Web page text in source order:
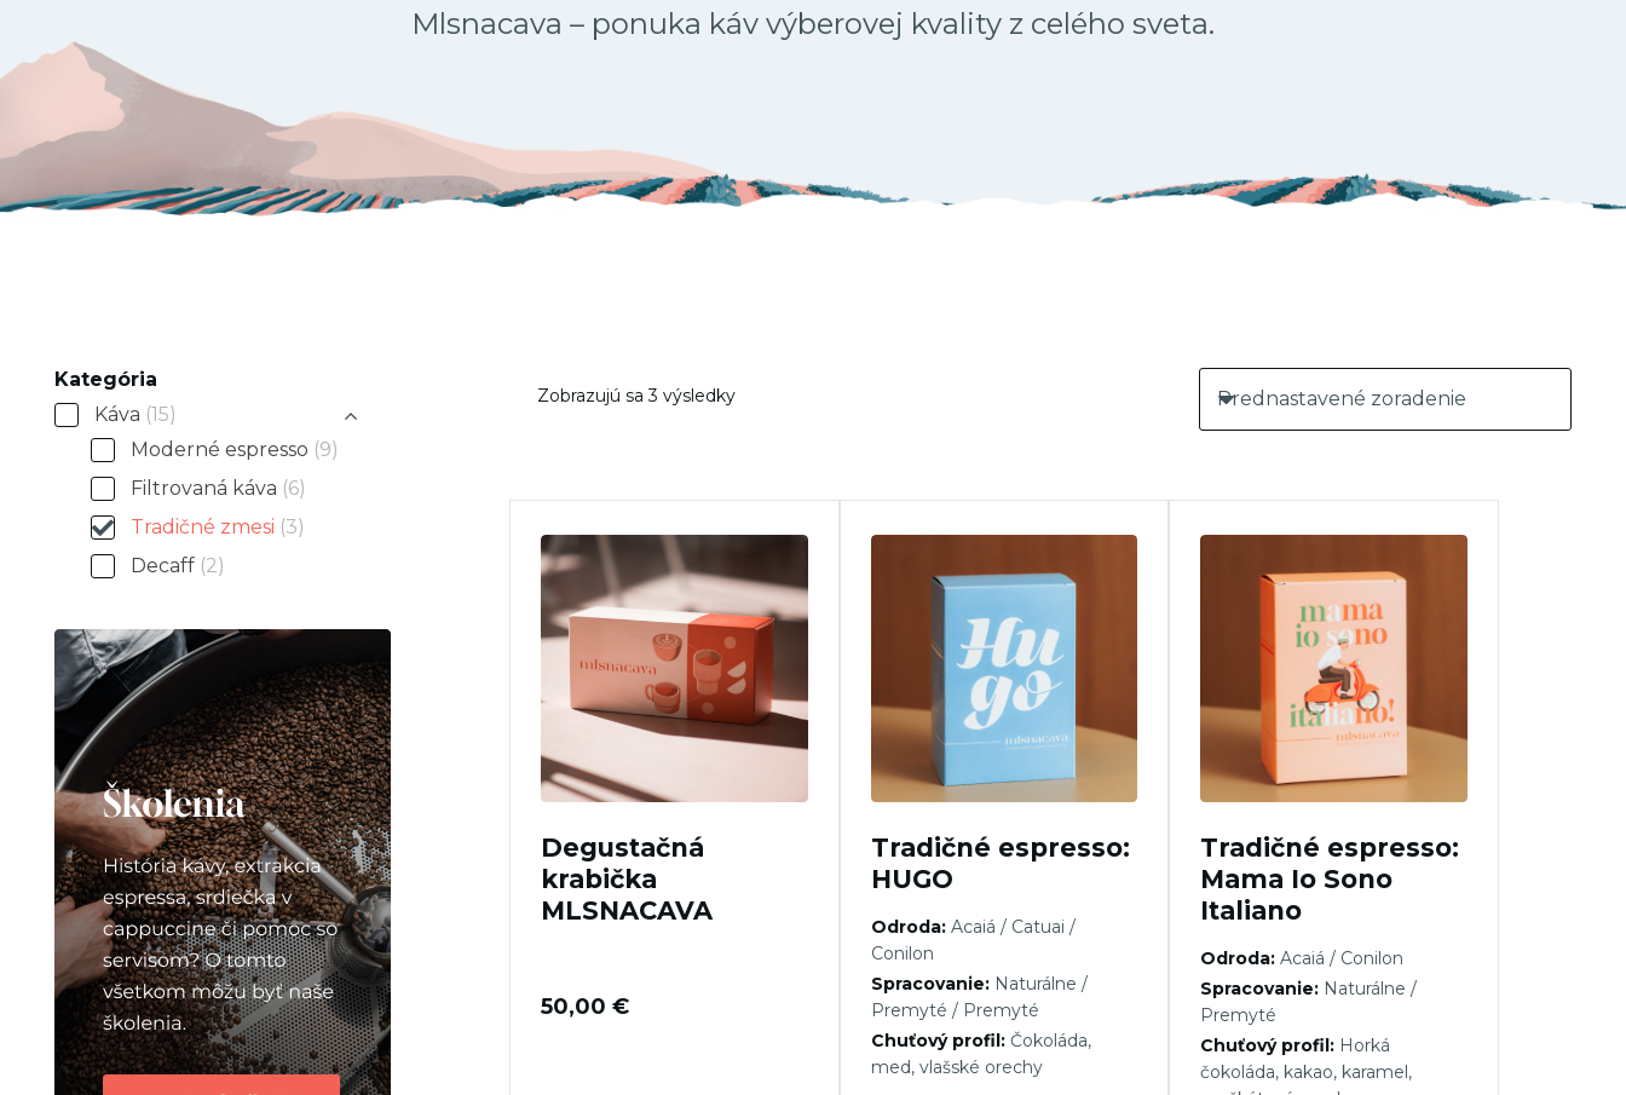
Mlsnacava – ponuka káv výberovej kvality z celého sveta.
Zobrazujú sa 3 výsledky
Degustačná
krabička
MLSNACAVA
50,00€
Tradičné espresso:
HUGO
Odroda:Acaiá / Catuai /
Conilon
Spracovanie:Naturálne /
Premyté / Premyté
Chuťový profil:Čokoláda,
med, vlašské orechy
Tradičné espresso:
Mama Io Sono
Italiano
Odroda: Acaiá / Conilon
Spracovanie: Naturálne /
Premyté
Chuťový profil: Horká
čokoláda, kakao, karamel,
Kategória
Káva (15)
Moderné espresso (9)
Filtrovaná káva (6)
Tradičné zmesi (3)
Decaff (2)